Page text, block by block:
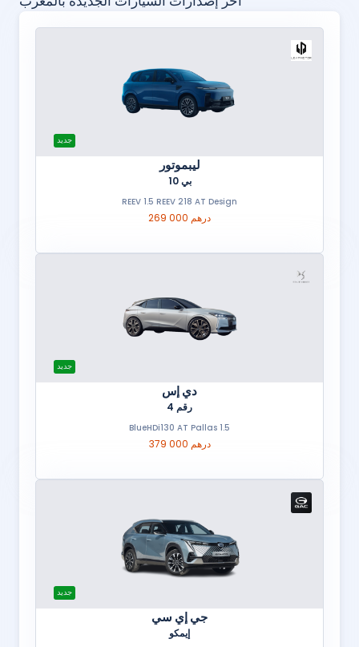
جديد
ليبموتور
بي 10
REEV 1.5 REEV 218 AT Design
269 000 درهم
جديد
دي إس
رقم 4
1.5 BlueHDi130 AT Pallas
379 000 درهم
جديد
جي إي سي
إيمكو